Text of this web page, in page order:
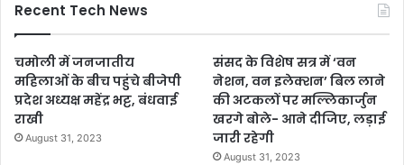
Recent Tech News
चमोली में जनजातीय
महिलाओं के बीच पहुंचे बीजेपी
प्रदेश अध्यक्ष महेंद्र भट्ट, बंधवाई
राखी
August 31, 2023
संसद के विशेष सत्र में ‘वन
नेशन, वन इलेक्शन’ बिल लाने
की अटकलों पर मल्लिकार्जुन
खरगे बोले- आने दीजिए, लड़ाई
जारी रहेगी
August 31, 2023